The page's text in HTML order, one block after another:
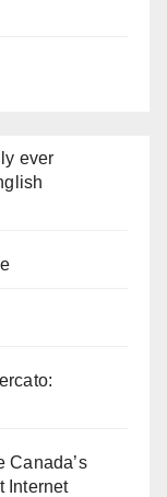
ever
Canada’s
Internet